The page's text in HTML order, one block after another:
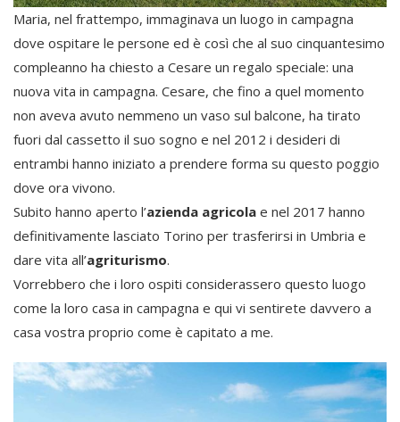
Maria, nel frattempo, immaginava un luogo in campagna
dove ospitare le persone ed è così che al suo cinquantesimo
compleanno ha chiesto a Cesare un regalo speciale: una
nuova vita in campagna. Cesare, che fino a quel momento
non aveva avuto nemmeno un vaso sul balcone, ha tirato
fuori dal cassetto il suo sogno e nel 2012 i desideri di
entrambi hanno iniziato a prendere forma su questo poggio
dove ora vivono.
Subito hanno aperto l’azienda agricola e nel 2017 hanno
definitivamente lasciato Torino per trasferirsi in Umbria e
dare vita all’agriturismo.
Vorrebbero che i loro ospiti considerassero questo luogo
come la loro casa in campagna e qui vi sentirete davvero a
casa vostra proprio come è capitato a me.